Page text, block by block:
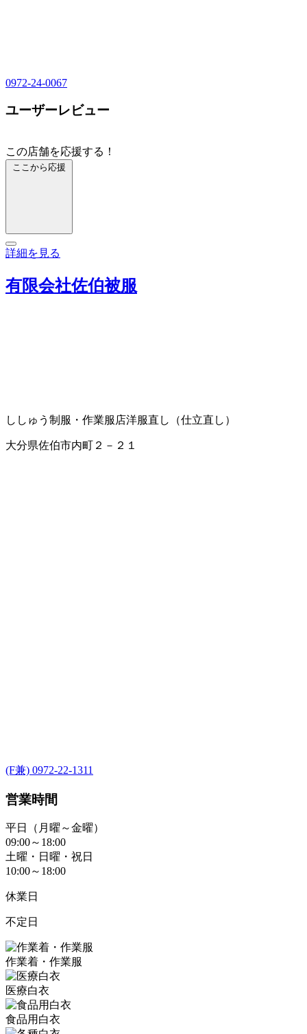
0972-24-0067
ユーザーレビュー
この店舗を応援する！
ここから応援
詳細を見る
有限会社佐伯被服
ししゅう 制服・作業服店洋服直し（仕立直し）
大分県佐伯市内町２－２１
(F兼) 0972-22-1311
営業時間
平日（月曜～金曜）
09:00～18:00
土曜・日曜・祝日
10:00～18:00
休業日
不定日
作業着・作業服
医療白衣
食品用白衣